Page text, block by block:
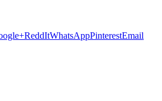
ReddItWhatsAppPinterestEmail